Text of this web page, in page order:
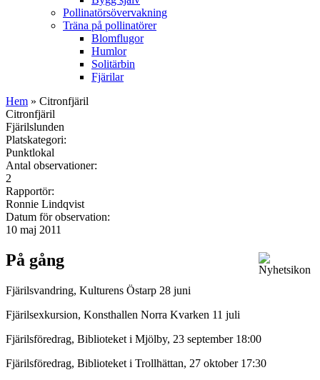
Pollinatörsövervakning
Träna på pollinatörer
Blomflugor
Humlor
Solitärbin
Fjärilar
Hem » Citronfjäril
Citronfjäril
Fjärilslunden
Platskategori:
Punktlokal
Antal observationer:
2
Rapportör:
Ronnie Lindqvist
Datum för observation:
10 maj 2011
På gång
Fjärilsvandring, Kulturens Östarp 28 juni
Fjärilsexkursion, Konsthallen Norra Kvarken 11 juli
Fjärilsföredrag, Biblioteket i Mjölby, 23 september 18:00
Fjärilsföredrag, Biblioteket i Trollhättan, 27 oktober 17:30